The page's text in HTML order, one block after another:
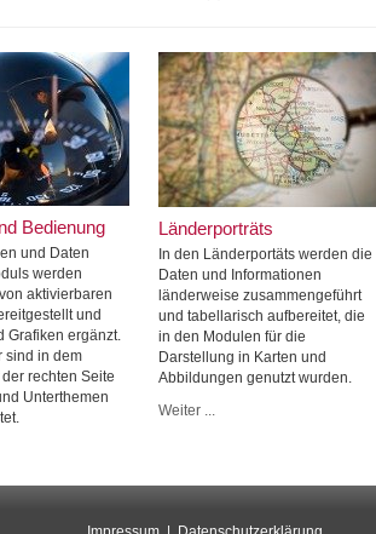
Bedienung
und Daten
werden
aktivierbaren
und
Grafiken ergänzt.
sind in dem
rechten Seite
Unterthemen
Länderporträts
In den Länderportäts werden die
Daten und Informationen
länderweise zusammengeführt
und tabellarisch aufbereitet, die
in den Modulen für die
Darstellung in Karten und
Abbildungen genutzt wurden.
Weiter ...